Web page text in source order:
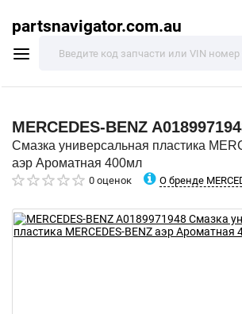
partsnavigator.com.au
MERCEDES-BENZ
Смазка универсальная пластика
аэр Ароматная 400мл
0 оценок О бренде